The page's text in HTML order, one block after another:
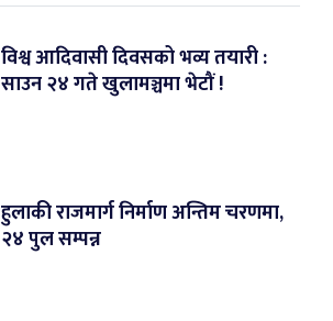
विश्व आदिवासी दिवसको भव्य तयारी :
साउन २४ गते खुलामञ्चमा भेटौं !
हुलाकी राजमार्ग निर्माण अन्तिम चरणमा,
२४ पुल सम्पन्न